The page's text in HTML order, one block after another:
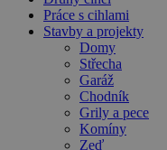
Práce s cihlami
Stavby a projekty
Domy
Střecha
Garáž
Chodník
Grily a pece
Komíny
Zeď